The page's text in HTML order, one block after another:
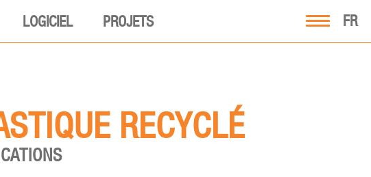
FR
LOGICIEL PROJETS
RECYCLÉ